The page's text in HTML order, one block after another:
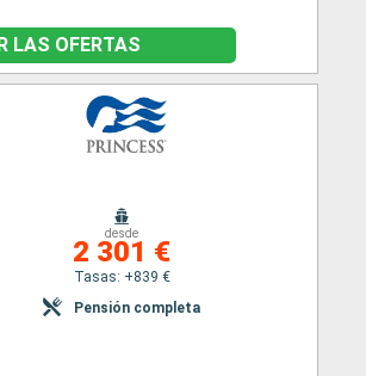
LAS OFERTAS
desde
2 301 €
Tasas: +839 €
Pensión completa